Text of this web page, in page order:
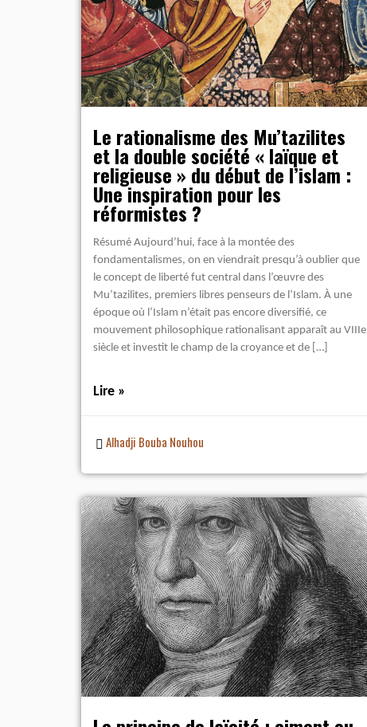
Le rationalisme des Mu’tazilites
et la double société « laïque et
religieuse » du début de l’islam :
Une inspiration pour les
réformistes ?
Résumé Aujourd’hui, face à la montée des
fondamentalismes, on en viendrait presqu’à oublier que
le concept de liberté fut central dans l’œuvre des
Mu’tazilites, premiers libres penseurs de l’Islam. À une
époque où l’Islam n’était pas encore diversifié, ce
mouvement philosophique rationalisant apparaît au VIIIe
siècle et investit le champ de la croyance et de […]
Lire »
Alhadji Bouba Nouhou